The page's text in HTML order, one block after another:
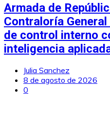
Armada de
Contraloría
de control interno
inteligencia
Julia Sanchez
8 de agosto de 2026
0